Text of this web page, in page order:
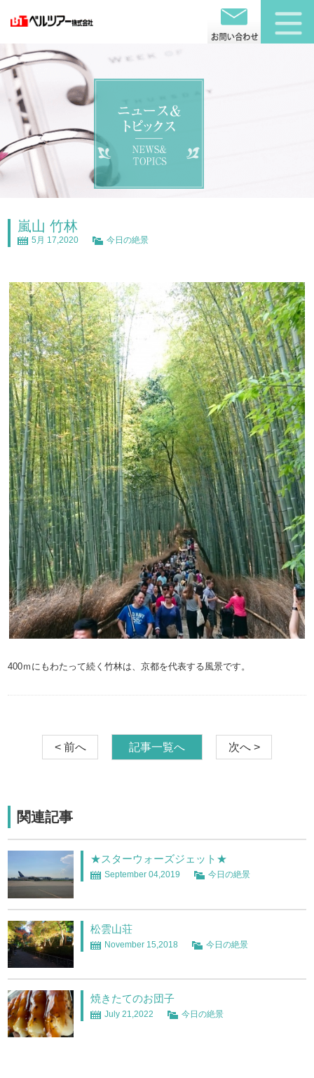
嵐山 竹林
5月 17,2020 今日の絶景
400ｍにもわたって続く竹林は、京都を代表する風景です。
< 前へ 記事一覧へ 次へ >
関連記事
★スターウォーズジェット★
September 04,2019 今日の絶景
松雲山荘
November 15,2018 今日の絶景
焼きたてのお団子
July 21,2022 今日の絶景